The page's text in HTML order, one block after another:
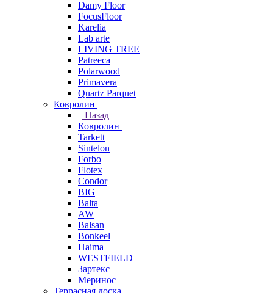
Damy Floor
FocusFloor
Karelia
Lab arte
LIVING TREE
Patreeca
Polarwood
Primavera
Quartz Parquet
Ковролин
Назад
Ковролин
Tarkett
Sintelon
Forbo
Flotex
Condor
BIG
Balta
AW
Balsan
Bonkeel
Haima
WESTFIELD
Зартекс
Меринос
Террасная доска